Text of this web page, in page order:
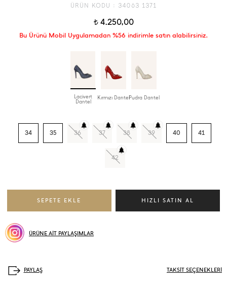
ÜRÜN KODU : 34063 1371
t4.250,00
Bu Ürünü Mobil Uygulamadan %56 indirimle satın alabilirsiniz.
Lacivert
Dantel
Kırmızı DantelPudra Dantel
34 35 36 37 38 39 40 41
42
ÜRÜNE AİT PAYLAŞIMLAR
TAKSİT SEÇENEKLERİ